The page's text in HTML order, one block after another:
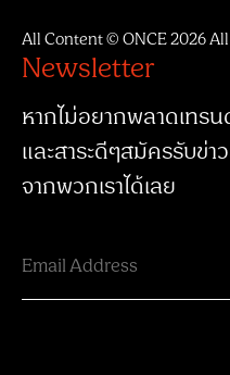
All Content © ONCE 2026
Newsletter
หากไม่อยากพลาดเทร
และสาระดีๆสมัครรับข่า
จากพวกเราได้เลย